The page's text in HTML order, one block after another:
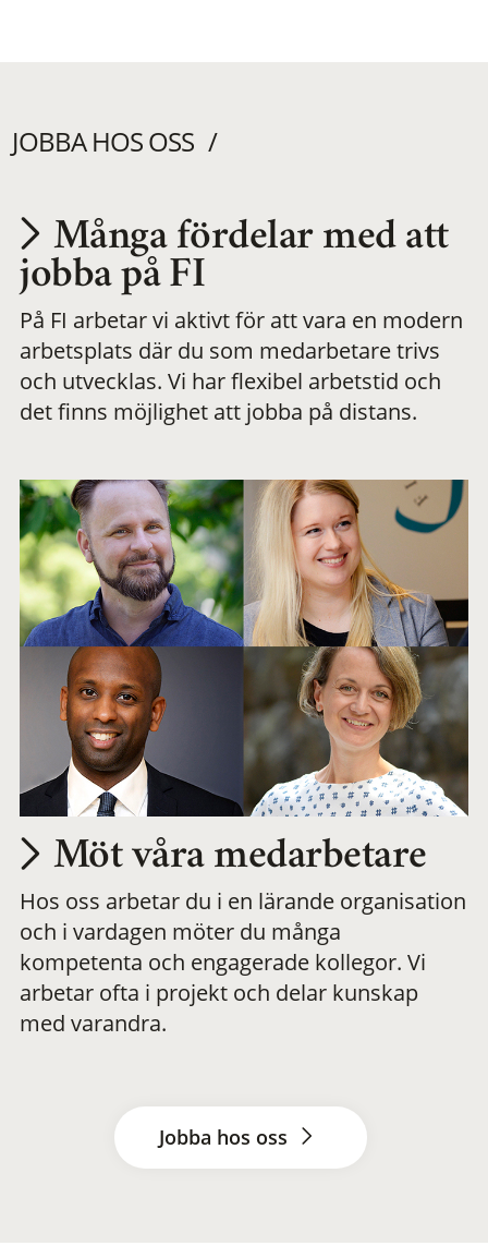
JOBBA HOS OSS
Utvecklas på en
meningsfull och
flexibel
Många fördelar med att
jobba på FI
På FI arbetar vi aktivt för att vara en modern
arbetsplats där du som medarbetare trivs
och utvecklas. Vi har flexibel arbetstid och
det finns möjlighet att jobba på distans.
Möt våra medarbetare
Hos oss arbetar du i en lärande organisation
och i vardagen möter du många
kompetenta och engagerade kollegor. Vi
arbetar ofta i projekt och delar kunskap
med varandra.
Jobba hos oss